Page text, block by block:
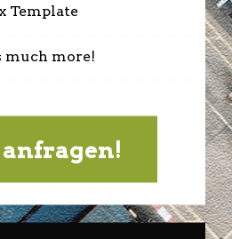
Template
much more!
anfragen!